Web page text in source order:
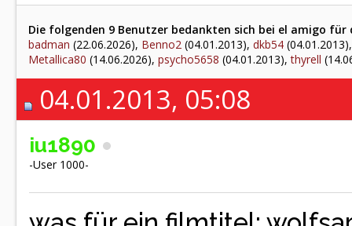
Die folgenden 9 Benutzer bedankten sich bei el amigo für
badman (22.06.2026), Benno2 (04.01.2013), dkb54
Metallica80 (14.06.2026), psycho5658 (04.01.2013),thyrell
04.01.2013, 05:08
iu1890
-User 1000-